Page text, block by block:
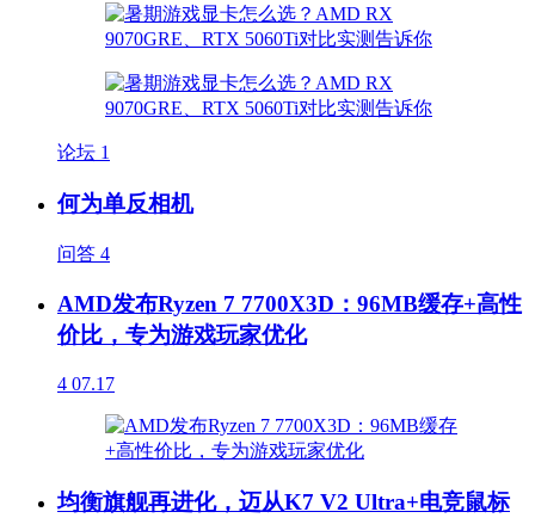
论坛 1
何为单反相机
问答 4
AMD发布Ryzen 7 7700X3D：96MB缓存+高性
价比，专为游戏玩家优化
4 07.17
均衡旗舰再进化，迈从K7 V2 Ultra+电竞鼠标